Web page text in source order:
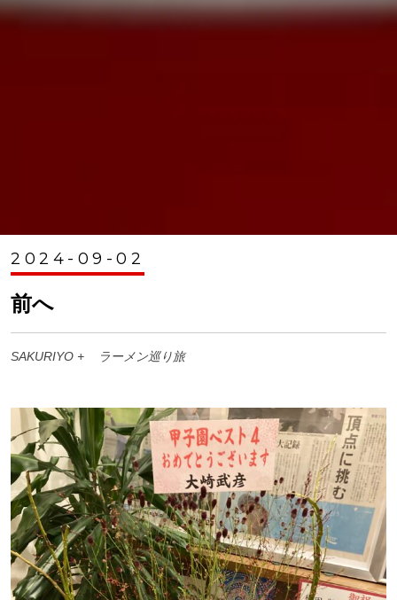
2024-09-02
前へ
SAKURIYO + ラーメン巡り旅